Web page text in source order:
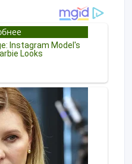
и поверхностно